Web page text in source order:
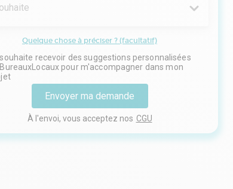
Quelque chose à préciser ? (facultatif)
recevoir des suggestions personnalisées
pour m'accompagner dans mon
Envoyer ma demande
À l'envoi, vous acceptez nos CGU